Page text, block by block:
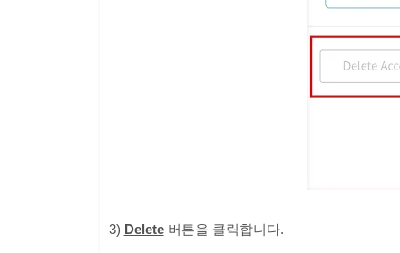
3) Delete버튼을 클릭합니다.